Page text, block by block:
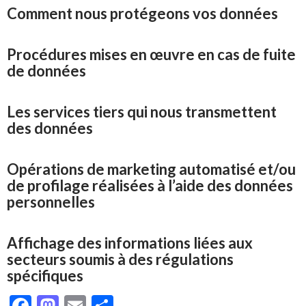
Comment nous protégeons vos données
Procédures mises en œuvre en cas de fuite
de données
Les services tiers qui nous transmettent
des données
Opérations de marketing automatisé et/ou
de profilage réalisées à l’aide des données
personnelles
Affichage des informations liées aux
secteurs soumis à des régulations
spécifiques